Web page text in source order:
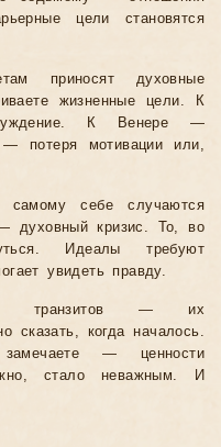
цели становятся
приносят духовные
жизненные цели. К
К Венере —
потеря мотивации или,
себе случаются
духовный кризис. То, во
Идеалы требуют
увидеть правду.
транзитов — их
сказать, когда началось.
— ценности
стало неважным. И